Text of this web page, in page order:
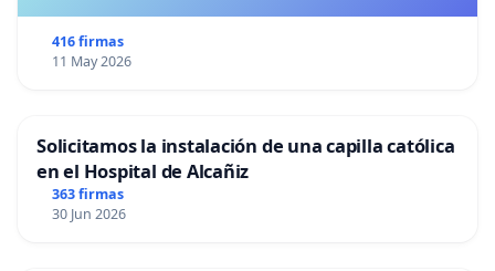
416 firmas
11 May 2026
Solicitamos la instalación de una capilla católica
en el Hospital de Alcañiz
363 firmas
30 Jun 2026